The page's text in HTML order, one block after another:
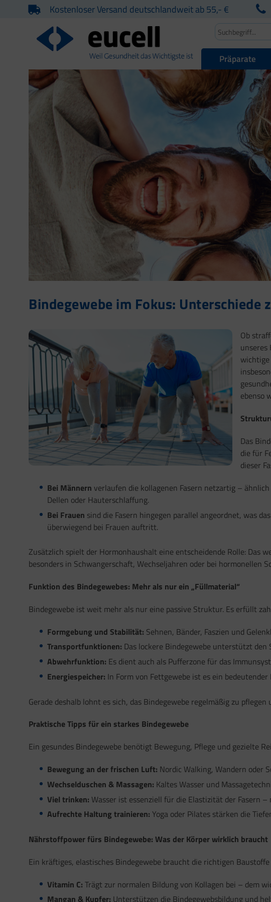
Kostenloser Versand deutschlandweit ab 55,- €
Präparate
Bindegewebe im Fokus: Unterschiede
Ob
unseres
ebenso
Das
die für
dieser
Bei Männern verlaufen die kollagenen Fasern netzartig –
Dellen oder Hauterschlaffung.
Bei Frauen sind die Fasern hingegen parallel angeordnet, was
überwiegend bei Frauen auftritt.
Zusätzlich spielt der Hormonhaushalt eine entscheidende Rolle: Das
besonders in Schwangerschaft, Wechseljahren oder bei hormonellen
Funktion des Bindegewebes: Mehr als nur ein „Füllmaterial“
Bindegewebe ist weit mehr als nur eine passive Struktur. Es erfüllt
Formgebung und Stabilität: Sehnen, Bänder, Faszien und
Transportfunktionen: Das lockere Bindegewebe unterstützt
Abwehrfunktion: Es dient auch als Pufferzone für das
Energiespeicher: In Form von Fettgewebe ist es ein
Gerade deshalb lohnt es sich, das Bindegewebe regelmäßig zu
Praktische Tipps für ein starkes Bindegewebe
Ein gesundes Bindegewebe benötigt Bewegung, Pflege und gezielte
Bewegung an der frischen Luft: Nordic Walking, Wandern oder
Wechselduschen & Massagen: Kaltes Wasser und
Viel trinken: Wasser ist essenziell für die Elastizität der Fasern
Aufrechte Haltung trainieren: Yoga oder Pilates stärken die
Nährstoffpower fürs Bindegewebe: Was der Körper wirklich braucht
Ein kräftiges, elastisches Bindegewebe braucht die richtigen
Vitamin C: Trägt zur normalen Bildung von Kollagen bei – dem
Mangan & Kupfer: Unterstützen die Bindegewebsbildung und